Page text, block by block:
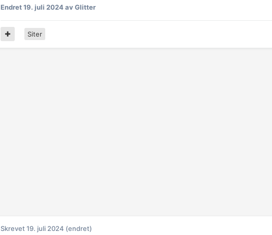
Endret19. juli 2024av Glitter
Siter
Skrevet19. juli 2024 (endret)